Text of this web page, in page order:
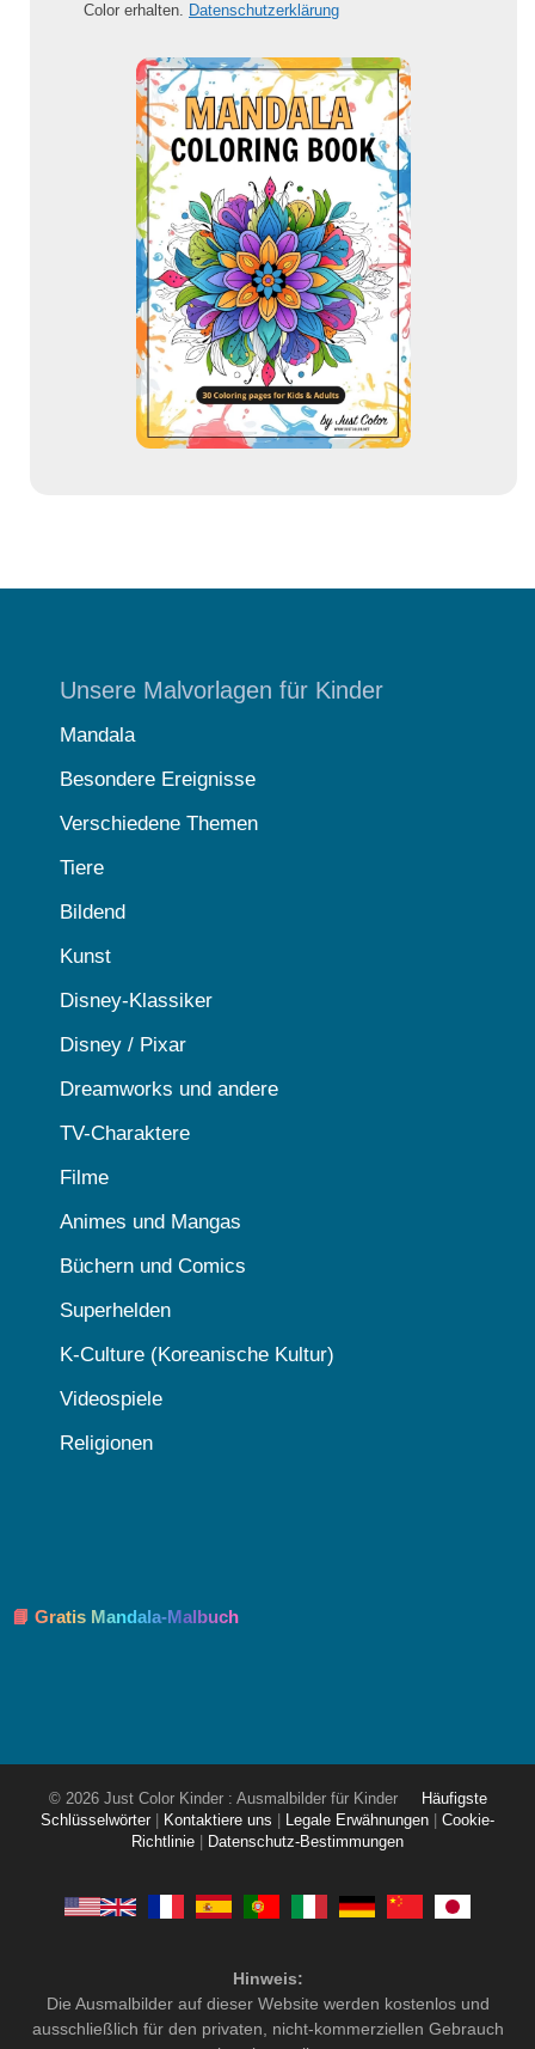
Color erhalten. Datenschutzerklärung
Unsere Malvorlagen für Kinder
Mandala
Besondere Ereignisse
Verschiedene Themen
Tiere
Bildend
Kunst
Disney-Klassiker
Disney / Pixar
Dreamworks und andere
TV-Charaktere
Filme
Animes und Mangas
Büchern und Comics
Superhelden
K-Culture (Koreanische Kultur)
Videospiele
Religionen
📘 Gratis Mandala-Malbuch
© 2026 Just Color Kinder : Ausmalbilder für Kinder
Häufigste
Schlüsselwörter
Kontaktiere uns Legale Erwähnungen
Cookie-
Richtlinie
Datenschutz-Bestimmungen
Hinweis:
Die Ausmalbilder auf dieser Website werden kostenlos und
ausschließlich für den privaten, nicht-kommerziellen Gebrauch